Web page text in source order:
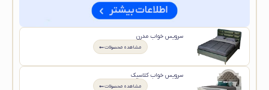
سرویس خواب مدرن
مشاهده محصولات
سرویس خواب کلاسیک
مشاهده محصولات